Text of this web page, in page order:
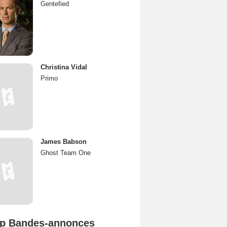
Gentefied
Christina Vidal
Primo
James Babson
Ghost Team One
Bandes-annonces